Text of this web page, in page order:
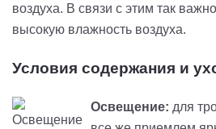
воздуха. В связи с этим так
высокую влажность воздуха.
Условия содержания и
Освещение: для